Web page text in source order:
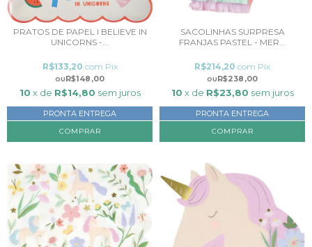
PRATOS DE PAPEL I BELIEVE IN
UNICORNS -...
R$148,00
R$133,20 com Pix
10 x de R$14,80 sem juros
PRONTA ENTREGA
SACOLINHAS SURPRESA
FRANJAS PASTEL - MER...
R$238,00
R$214,20 com Pix
10 x de R$23,80 sem juros
PRONTA ENTREGA